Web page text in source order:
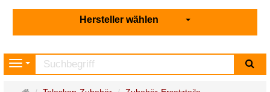
Hersteller wählen
Navigation